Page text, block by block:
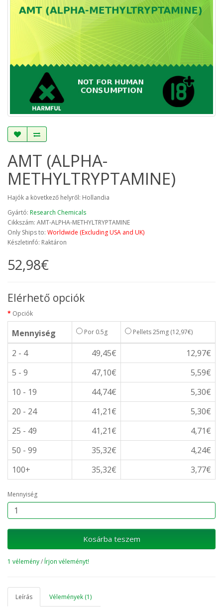
AMT (ALPHA-
METHYLTRYPTAMINE)
Hajók a következő helyről: Hollandia
Gyártó: Research Chemicals
Cikkszám: AMT-ALPHA-METHYLTRYPTAMINE
Only Ships to: Worldwide (Excluding USA and UK)
Készletinfó: Raktáron
52,98€
Elérhető opciók
Opciók
Mennyiség Por 0.5g Pellets 25mg (12,97€)
2 - 4 49,45€
12,97€
5 - 9
47,10€
5,59€
10 - 19
44,74€
5,30€
20 - 24
41,21€
5,30€
25 - 49
41,21€
4,71€
50 - 99
35,32€
4,24€
100+
35,32€ 3,77€
Mennyiség
Kosárba teszem
1 vélemény/Írjon véleményt!
Leírás Vélemények (1)